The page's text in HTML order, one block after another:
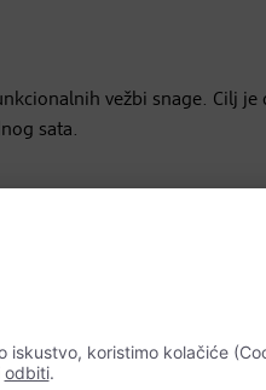
vežbi snage. Cilj je
sata.